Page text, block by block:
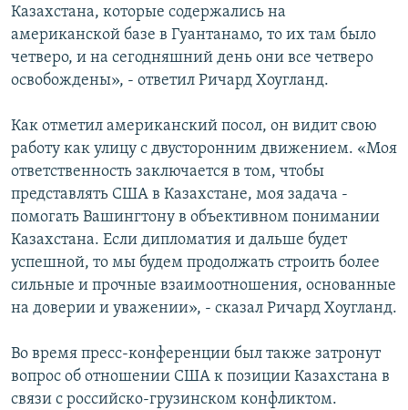
Казахстана, которые содержались на
американской базе в Гуантанамо, то их там было
четверо, и на сегодняшний день они все четверо
освобождены», - ответил Ричард Хоугланд.
Как отметил американский посол, он видит свою
работу как улицу с двусторонним движением. «Моя
ответственность заключается в том, чтобы
представлять США в Казахстане, моя задача -
помогать Вашингтону в объективном понимании
Казахстана. Если дипломатия и дальше будет
успешной, то мы будем продолжать строить более
сильные и прочные взаимоотношения, основанные
на доверии и уважении», - сказал Ричард Хоугланд.
Во время пресс-конференции был также затронут
вопрос об отношении США к позиции Казахстана в
связи с российско-грузинском конфликтом.